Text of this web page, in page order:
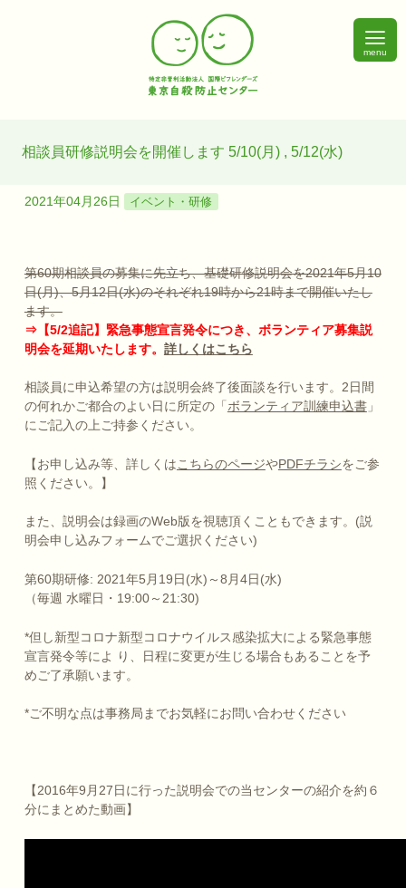
menu
相談員研修説明会を開催します 5/10(月) , 5/12(水)
2021年04月26日 イベント・研修
第60期相談員の募集に先立ち、基礎研修説明会を2021年5月10
日(月)、5月12日(水)のそれぞれ19時から21時まで開催いたし
ます。
⇒【5/2追記】緊急事態宣言発令につき、ボランティア募集説
明会を延期いたします。 詳しくはこちら
相談員に申込希望の方は説明会終了後面談を行います。2日間
の何れかご都合のよい日に所定の「 ボランティア訓練申込書」
にご記入の上ご持参ください。
【お申し込み等、詳しくはこちらのページやPDFチラシをご参
照ください。】
また、説明会は録画のWeb版を視聴頂くこともできます。(説
明会申し込みフォームでご選択ください)
第60期研修: 2021年5月19日(水)～8月4日(水)
（毎週 水曜日・19:00～21:30)
*但し新型コロナ新型コロナウイルス感染拡大による緊急事態
宣言発令等によ り、日程に変更が生じる場合もあることを予
めご了承願います。
*ご不明な点は事務局までお気軽にお問い合わせください
【2016年9月27日に行った説明会での当センターの紹介を約６
分にまとめた動画】